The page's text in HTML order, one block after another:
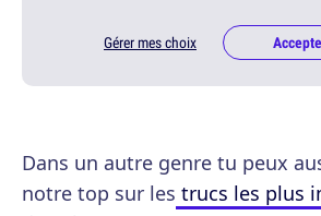
Gérer mes choix
Dans un autre genre tu peux
notre top sur les trucs les plus